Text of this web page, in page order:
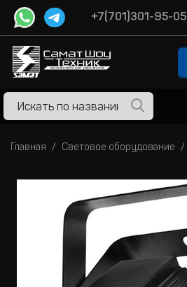
+7(701)301-95-05
Главная Световое оборудование